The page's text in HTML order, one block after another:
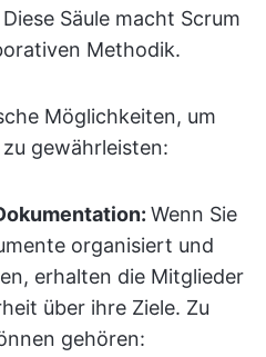
Säule macht Scrum
Methodik.
Möglichkeiten, um
gewährleisten:
Wenn Sie
organisiert und
erhalten die Mitglieder
über ihre Ziele. Zu
gehören: